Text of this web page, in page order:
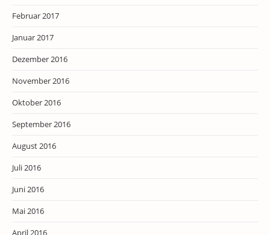
Februar 2017
Januar 2017
Dezember 2016
November 2016
Oktober 2016
September 2016
August 2016
Juli 2016
Juni 2016
Mai 2016
April 2016